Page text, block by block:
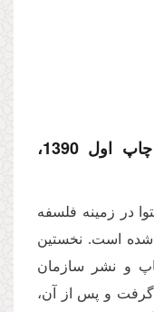
وزیری، گالینگور، 528 صفحه، چاپ اول 1390،
در زمینه فلسفه
شده است. نخستین
و نشر سازمان
گرفت و پس از آن،